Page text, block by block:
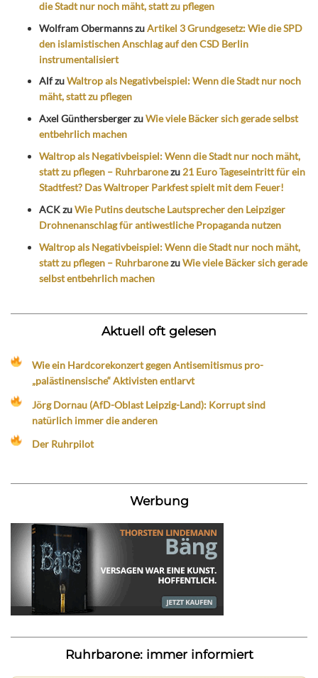
die Stadt nur noch mäht, statt zu pflegen
Wolfram ObermannszuArtikel 3 Grundgesetz: Wie die SPD
den islamistischen Anschlag auf den CSD Berlin
instrumentalisiert
AlfzuWaltrop als Negativbeispiel: Wenn die Stadt nur noch
mäht, statt zu pflegen
Axel GünthersbergerzuWie viele Bäcker sich gerade selbst
entbehrlich machen
Waltrop als Negativbeispiel: Wenn die Stadt nur noch mäht,
statt zu pflegen – Ruhrbaronezu 21 Euro Tageseintritt für ein
Stadtfest? Das Waltroper Parkfest spielt mit dem Feuer!
ACKzuWie Putins deutsche Lautsprecher den Leipziger
Drohnenanschlag für antiwestliche Propaganda nutzen
Waltrop als Negativbeispiel: Wenn die Stadt nur noch mäht,
statt zu pflegen – RuhrbaronezuWie viele Bäcker sich gerade
selbst entbehrlich machen
Aktuell oft gelesen
Wie ein Hardcorekonzert gegen Antisemitismus pro-
„palästinensische“ Aktivisten entlarvt
Jörg Dornau (AfD-Oblast Leipzig-Land): Korrupt sind
natürlich immer die anderen
Der Ruhrpilot
Werbung
Ruhrbarone: immer informiert